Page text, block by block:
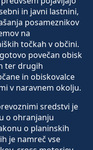
in javni lastnini,
posameznikov
na
točkah v občini.
povečan obisk
ter drugih
in obiskovalce
v naravnem okolju.
sredstvi je
o ohranjanju
o planinskih
je namreč vse